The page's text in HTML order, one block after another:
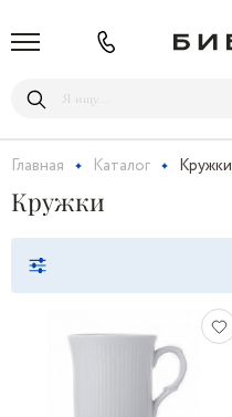
Главная Каталог Кружки
Кружки